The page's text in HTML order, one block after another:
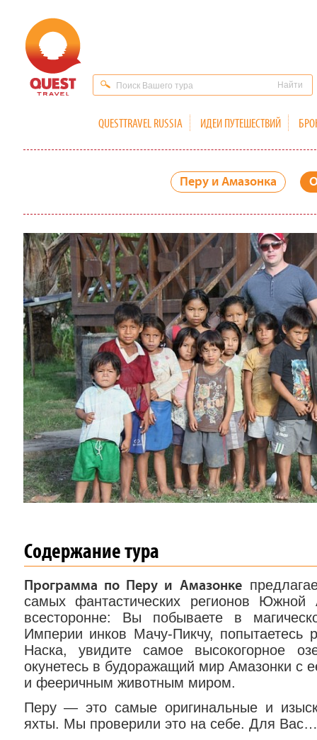
QUESTTRAVEL RUSSIA ИДЕИ ПУТЕШЕСТВИЙ
Перу и Амазонка
Содержание тура
Программа по Перу и Амазонке
самых фантастических регионов
всесторонне: Вы побываете в
Империи инков Мачу-Пикчу, попытаетесь
Наска, увидите самое высокогорное
окунетесь в будоражащий мир Амазонки с
и фееричным животным миром.
Перу — это самые оригинальные и
яхты. Мы проверили это на себе. Для Вас…